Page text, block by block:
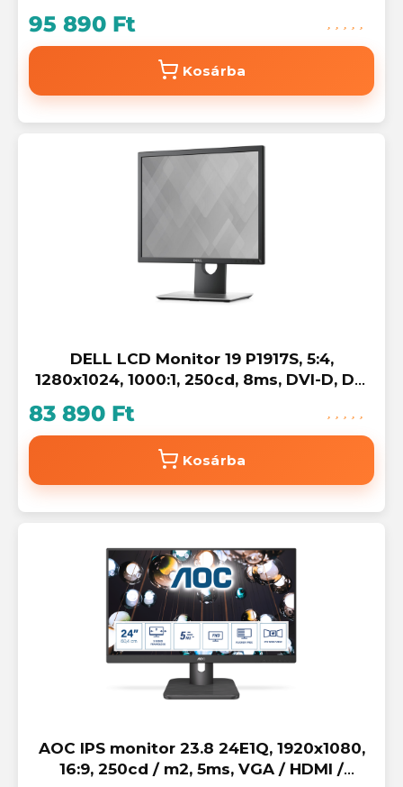
95 890 Ft
Kosárba
DELL LCD Monitor 19 P1917S, 5:4,
1280x1024, 1000:1, 250cd, 8ms, DVI-D, DP,
83 890 Ft
Kosárba
AOC IPS monitor 23.8 24E1Q, 1920x1080,
16:9, 250cd / m2, 5ms, VGA / HDMI /